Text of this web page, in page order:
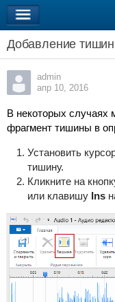
Добавление
admin
апр 10, 2016
В некоторых случаях
фрагмент тишины в
Установить
тишину.
Кликните на
или клавишу Ins